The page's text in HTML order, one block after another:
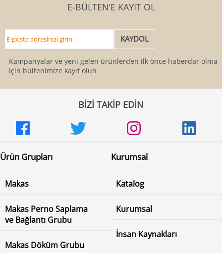
E-BÜLTEN’E KAYIT OL
Kampanyalar ve yeni gelen ürünlerden ilk önce haberdar olmak
için bültenimize kayıt olun
BİZİ TAKİP EDİN
Ürün Grupları
Makas
Makas Perno Saplama
ve Bağlantı Grubu
Makas Döküm Grubu
Kurumsal
Katalog
Kurumsal
İnsan Kaynakları